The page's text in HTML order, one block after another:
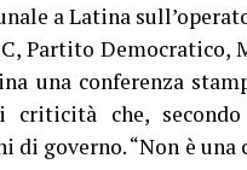
a Latina
Partito Democratico,
una conferenza
che,
governo. “Non è una